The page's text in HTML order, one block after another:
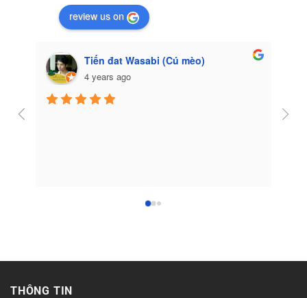
review us on
Tiến đat Wasabi (Cú mèo)
4 years ago
THÔNG TIN